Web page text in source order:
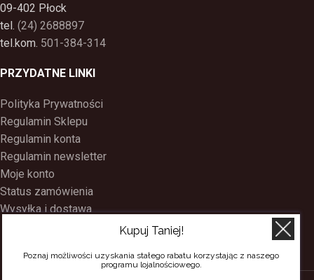
09-402 Płock
tel. (24) 2688897
tel.kom. 501-384-314
PRZYDATNE LINKI
Polityka Prywatności
Regulamin Sklepu
Regulamin konta
Regulamin newsletter
Moje konto
Status zamówienia
Wysyłka i dostawa
Program Lojalnościowy
Kupuj Taniej!
Poznaj możliwości uzyskania stałego rabatu korzystając z naszego
programu lojalnościowego.